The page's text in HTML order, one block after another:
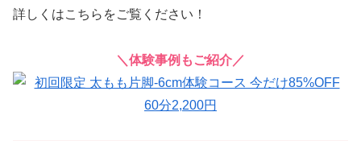
詳しくはこちらをご覧ください！
＼体験事例もご紹介／